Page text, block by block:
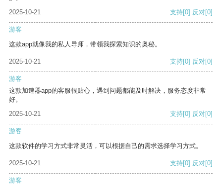
2025-10-21
支持[0] 反对[0]
游客
这款app就像我的私人导师，带领我探索知识的奥秘。
2025-10-21 支持[0] 反对[0]
游客
这款加速器app的客服很贴心，遇到问题都能及时解决，服务态度非常
好。
2025-10-21
支持[0] 反对[0]
游客
这款软件的学习方式非常灵活，可以根据自己的需求选择学习方式。
2025-10-21 支持[0] 反对[0]
游客